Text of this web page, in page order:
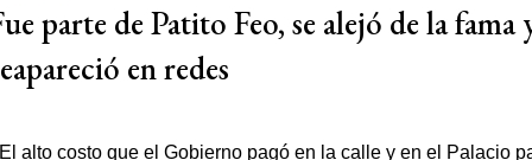
parte de Patito Feo, se alejó de la fama
en redes